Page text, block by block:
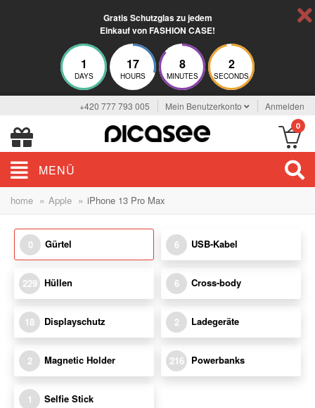
Gratis Schutzglas zu jedem
Einkauf von FASHION CASE!
1
DAYS
17
HOURS
8
MINUTES
2
SECONDS
+420 777 793 005 Mein Benutzerkonto Anmelden
0
MENÜ
home » Apple » iPhone 13 Pro Max
0 Gürtel 6 USB-Kabel
229 Hüllen 6 Cross-body
18 Displayschutz 2 Ladegeräte
2 Magnetic Holder 216 Powerbanks
1 Selfie Stick